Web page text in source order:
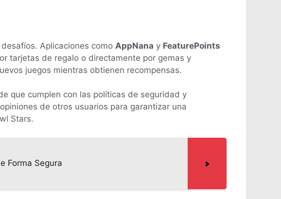
Aplicaciones como AppNana y FeaturePoints
tarjetas de regalo o directamente por gemas y
juegos mientras obtienen recompensas.
que cumplen con las políticas de seguridad y
de otros usuarios para garantizar una
Stars.
Forma Segura